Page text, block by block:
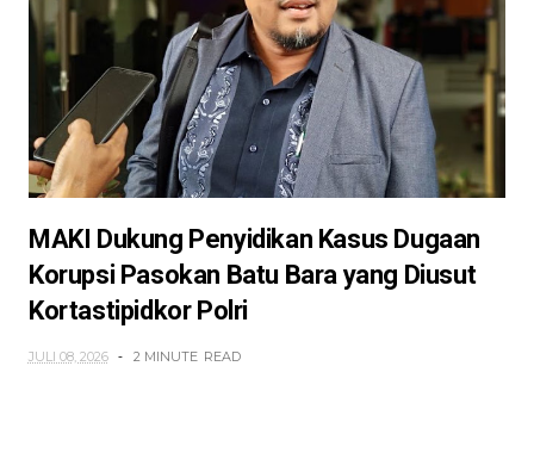
MAKI Dukung Penyidikan Kasus Dugaan
Korupsi Pasokan Batu Bara yang Diusut
Kortastipidkor Polri
JULI 08, 2026 2 MINUTE READ